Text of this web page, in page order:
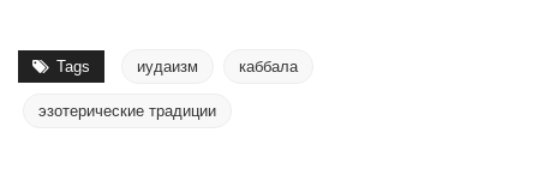
Tags иудаизм каббала
эзотерические традиции